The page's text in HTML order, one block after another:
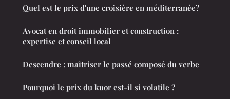
Quel est le prix d'une croisière en méditerranée?
Avocat en droit immobilier et construction :
expertise et conseil local
Descendre : maîtriser le passé composé du verbe
Pourquoi le prix du kuor est-il si volatile ?